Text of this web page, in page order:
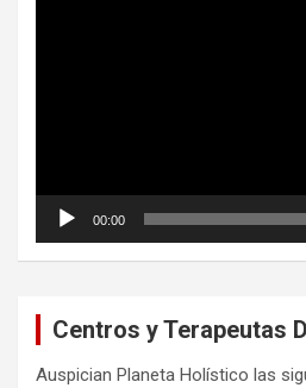
00:00
Centros y Terapeutas
Auspician Planeta Holístico las